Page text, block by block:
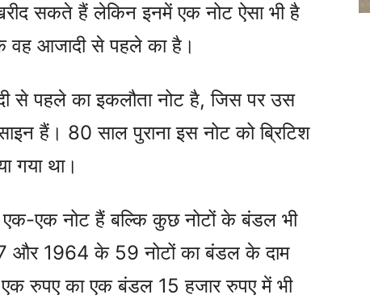
सकते हैं लेकिन इनमें एक नोट ऐसा भी है
वह आजादी से पहले का है।
से पहले का इकलौता नोट है, जिस पर उस
हैं। 80 साल पुराना इस नोट को ब्रिटिश
गया था।
एक नोट हैं बल्कि कुछ नोटों के बंडल भी
और 1964 के 59 नोटों का बंडल के दाम
रुपए का एक बंडल 15 हजार रुपए में भी